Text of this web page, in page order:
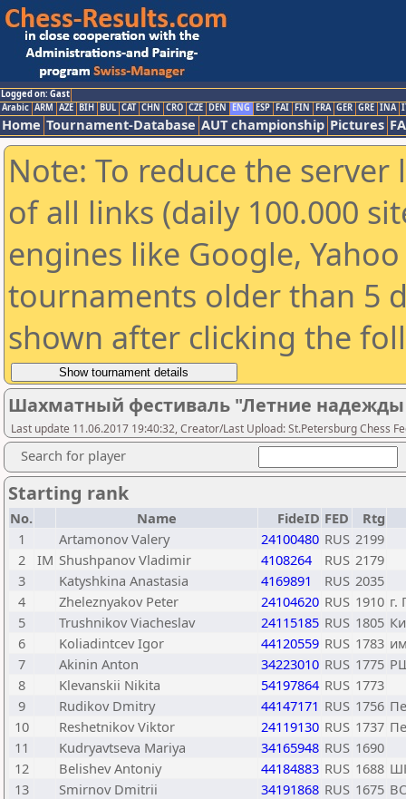
Logged on: Gast
Arabic ARM AZE BIH BUL CAT CHN CRO CZE DEN ENG ESP FAI FIN FRA GER GRE INA
Home Tournament-Database AUT championship Pictures
Note: To reduce the
of all links (daily 100.000
engines like Google,
tournaments older than 5
shown after clicking the
Шахматный фестиваль "Летние надежды
Last update 11.06.2017 19:40:32, Creator/Last Upload: St.Petersburg Chess
Search for player
Starting rank
No. Name FideID FED
Rtg
1
Artamonov Valery 24100480 RUS 2199
2
IM Shushpanov Vladimir 4108264 RUS 2179
3
Katyshkina Anastasia 4169891 RUS 2035
4
Zheleznyakov Peter 24104620 RUS 1910 г.
5
Trushnikov Viacheslav 24115185 RUS 1805
6
Koliadintcev Igor 44120559 RUS 1783
7
Akinin Anton 34223010 RUS 1775
8
Klevanskii Nikita 54197864 RUS 1773
9
Rudikov Dmitry 44147171 RUS 1756
10
Reshetnikov Viktor 24119130 RUS 1737
11
Kudryavtseva Mariya 34165948 RUS 1690
12
Belishev Antoniy 44184883 RUS 1688
13
Smirnov Dmitrii 34191868 RUS 1675